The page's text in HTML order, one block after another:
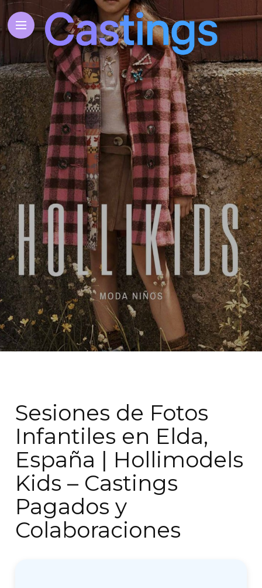
Sesiones de Fotos
Infantiles en Elda,
España | Hollimodels
Kids – Castings
Pagados y
Colaboraciones